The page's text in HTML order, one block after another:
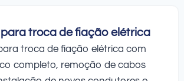
troca de fiação elétrica
troca de fiação elétrica com
completo, remoção de cabos